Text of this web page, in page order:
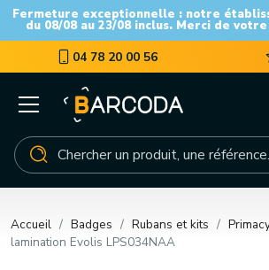
Fermeture exceptionnelle : notre
du 08/08 au 23/08 inclus. Merci de
04 78 20 00 56
Accueil Badges Rubans et kits
lamination Evolis LPS034NAA